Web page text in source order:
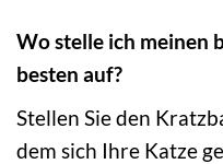
Wo stelle ich meinen
besten auf?
Stellen Sie den
dem sich Ihre Katze